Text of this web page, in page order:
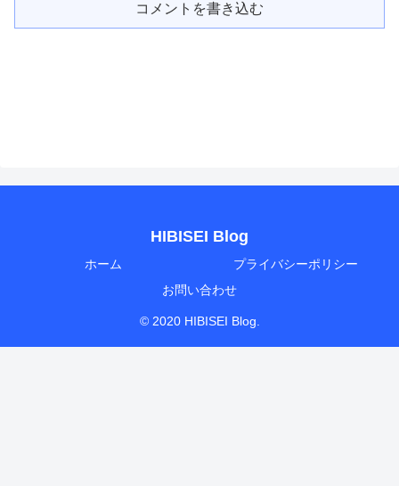
コメントを書き込む
HIBISEI Blog
ホーム
プライバシーポリシー
お問い合わせ
© 2020 HIBISEI Blog.